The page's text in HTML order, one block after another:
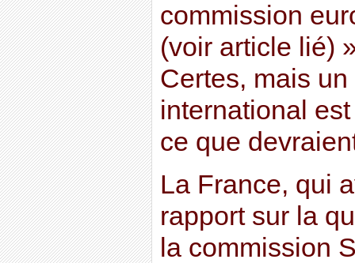
commission
(voir article lié)
Certes, mais
international
ce que
La France, qui
rapport sur la
la commission